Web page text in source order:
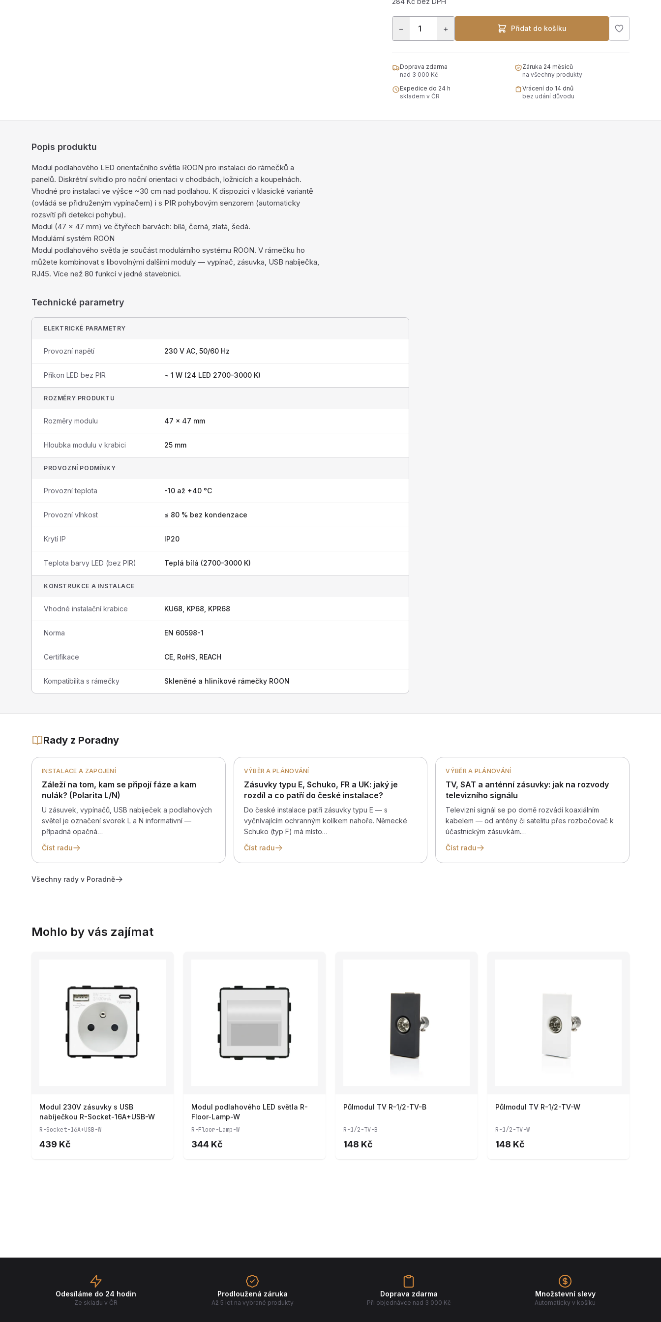
− + Přidat do košíku
Doprava zdarma
nad 3 000 Kč
Záruka 24 měsíců
na všechny produkty
Expedice do 24 h
skladem v ČR
Vrácení do 14 dnů
bez udání důvodu
Popis produktu
Modul podlahového LED orientačního světla ROON pro instalaci do rámečků a
panelů. Diskrétní svítidlo pro noční orientaci v chodbách, ložnicích a koupelnách.
Vhodné pro instalaci ve výšce ~30 cm nad podlahou. K dispozici v klasické variantě
(ovládá se přidruženým vypínačem) i s PIR pohybovým senzorem (automaticky
rozsvítí při detekci pohybu).
Modul (47 × 47 mm) ve čtyřech barvách: bílá, černá, zlatá, šedá.
Modulární systém ROON
Modul podlahového světla je součást modulárního systému ROON. V rámečku ho
můžete kombinovat s libovolnými dalšími moduly — vypínač, zásuvka, USB nabíječka,
RJ45. Více než 80 funkcí v jedné stavebnici.
Technické parametry
ELEKTRICKÉ PARAMETRY
Provozní napětí 230 V AC, 50/60 Hz
Příkon LED bez PIR ~ 1 W (24 LED 2700-3000 K)
ROZMĚRY PRODUKTU
Rozměry modulu 47 × 47 mm
Hloubka modulu v krabici 25 mm
PROVOZNÍ PODMÍNKY
Provozní teplota -10 až +40 °C
Provozní vlhkost ≤ 80 % bez kondenzace
Krytí IP IP20
Teplota barvy LED (bez PIR) Teplá bílá (2700-3000 K)
KONSTRUKCE A INSTALACE
Vhodné instalační krabice KU68, KP68, KPR68
Norma EN 60598-1
Certifikace CE, RoHS, REACH
Kompatibilita s rámečky Skleněné a hliníkové rámečky ROON
Rady z Poradny
INSTALACE A ZAPOJENÍ
Záleží na tom, kam se připojí fáze a kam
nulák? (Polarita L/N)
U zásuvek, vypínačů, USB nabíječek a podlahových
světel je označení svorek L a N informativní —
případná opačná…
Číst radu
VÝBĚR A PLÁNOVÁNÍ
Zásuvky typu E, Schuko, FR a UK: jaký je
rozdíl a co patří do české instalace?
Do české instalace patří zásuvky typu E — s
vyčnívajícím ochranným kolíkem nahoře. Německé
Schuko (typ F) má místo…
Číst radu
VÝBĚR A PLÁNOVÁNÍ
TV, SAT a anténní zásuvky: jak na rozvody
televizního signálu
Televizní signál se po domě rozvádí koaxiálním
kabelem — od antény či satelitu přes rozbočovač k
účastnickým zásuvkám.…
Číst radu
Všechny rady v Poradně
Mohlo by vás zajímat
Modul 230V zásuvky s USB
nabíječkou R-Socket-16A+USB-W
R-Socket-16A+USB-W
439 Kč
Modul podlahového LED světla R-
Floor-Lamp-W
R-Floor-Lamp-W
344 Kč
Půlmodul TV R-1/2-TV-B
R-1/2-TV-B
148 Kč
Půlmodul TV R-1/2-TV-W
R-1/2-TV-W
148 Kč
Odesíláme do 24 hodin
Ze skladu v ČR
Prodloužená záruka
Až 5 let na vybrané produkty
Doprava zdarma
Při objednávce nad 3 000 Kč
Množstevní slevy
Automaticky v košíku